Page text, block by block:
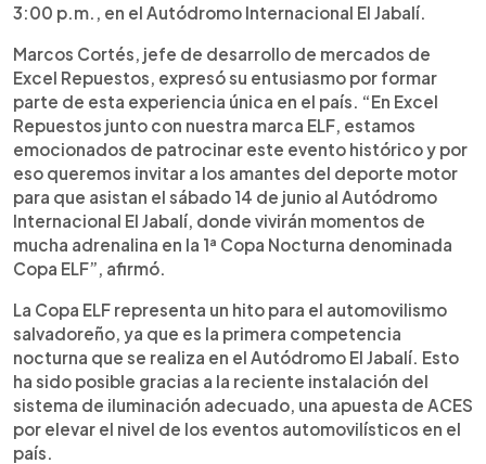
3:00 p.m., en el Autódromo Internacional El Jabalí.
Marcos Cortés, jefe de desarrollo de mercados de
Excel Repuestos, expresó su entusiasmo por formar
parte de esta experiencia única en el país. “En Excel
Repuestos junto con nuestra marca ELF, estamos
emocionados de patrocinar este evento histórico y por
eso queremos invitar a los amantes del deporte motor
para que asistan el sábado 14 de junio al Autódromo
Internacional El Jabalí, donde vivirán momentos de
mucha adrenalina en la 1ª Copa Nocturna denominada
Copa ELF”, afirmó.
La Copa ELF representa un hito para el automovilismo
salvadoreño, ya que es la primera competencia
nocturna que se realiza en el Autódromo El Jabalí. Esto
ha sido posible gracias a la reciente instalación del
sistema de iluminación adecuado, una apuesta de ACES
por elevar el nivel de los eventos automovilísticos en el
país.